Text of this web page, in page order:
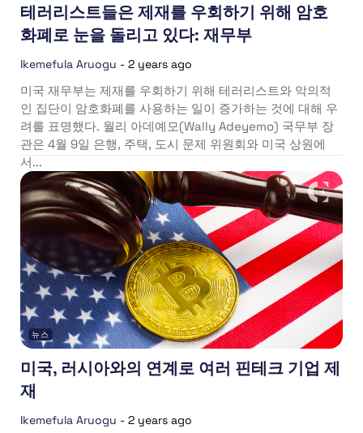
테러리스트들은 제재를 우회하기 위해 암호
화폐로 눈을 돌리고 있다: 재무부
Ikemefula Aruogu - 2 years ago
미국 재무부는 제재를 우회하기 위해 테러리스트와 악의적
인 집단이 암호화폐를 사용하는 일이 증가하는 것에 대해 우
려를 표명했다. 월리 아데예모(Wally Adeyemo) 국무부 장
관은 4월 9일 은행, 주택, 도시 문제 위원회와 미국 상원에
서...
뉴스
미국, 러시아와의 연계로 여러 핀테크 기업 제
재
Ikemefula Aruogu - 2 years ago